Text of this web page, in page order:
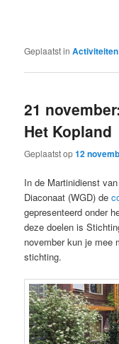
Geplaatst in Activiteiten
21
Het Kopland
Geplaatst op12
In de Martinidienst
Diaconaat (WGD) de
gepresenteerd onder
deze doelen is
november kun je mee
stichting.